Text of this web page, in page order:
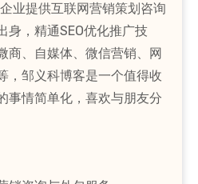
业提供互联网营销策划咨询
身，精通SEO优化推广技
商、自媒体、微信营销、网
，邹义科博客是一个值得收
事情简单化，喜欢与朋友分